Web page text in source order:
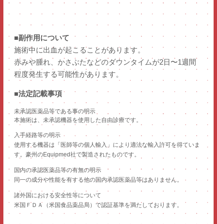
■副作用について
施術中に出血が起こることがあります。
赤みや腫れ、かさぶたなどのダウンタイムが2日〜1週間
程度発生する可能性があります。
■法定記載事項
未承認医薬品等である事の明示
本施術は、未承認機器を使用した自由診療です。
入手経路等の明示
使用する機器は「医師等の個人輸入」により適法な輸入許可を得ていま
す。豪州のEquipmed社で製造されたものです。
国内の承認医薬品等の有無の明示
同一の成分や性能を有する他の国内承認医薬品等はありません。
諸外国における安全性等について
米国ＦＤＡ（米国食品薬品局）で認証基準を満たしております。